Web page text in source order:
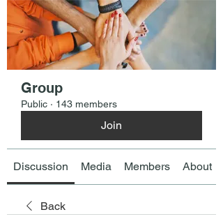
Group
Public · 143 members
Join
Discussion Media Members About
Back